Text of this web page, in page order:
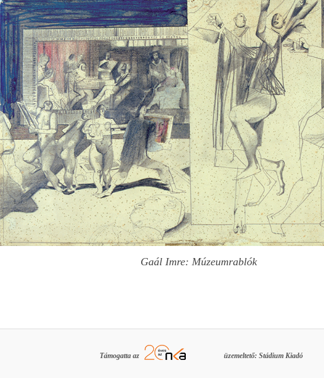
Gaál Imre: Múzeumrablók
Támogatta az üzemeltető: Stádium Kiadó